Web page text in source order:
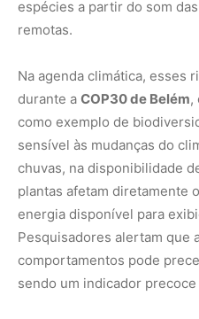
espécies a partir do som
remotas.
Na agenda climática, esses
durante a COP30 de Belém,
como exemplo de
sensível às mudanças do
chuvas, na disponibilidade
plantas afetam diretamente
energia disponível para
Pesquisadores alertam que
comportamentos pode
sendo um indicador